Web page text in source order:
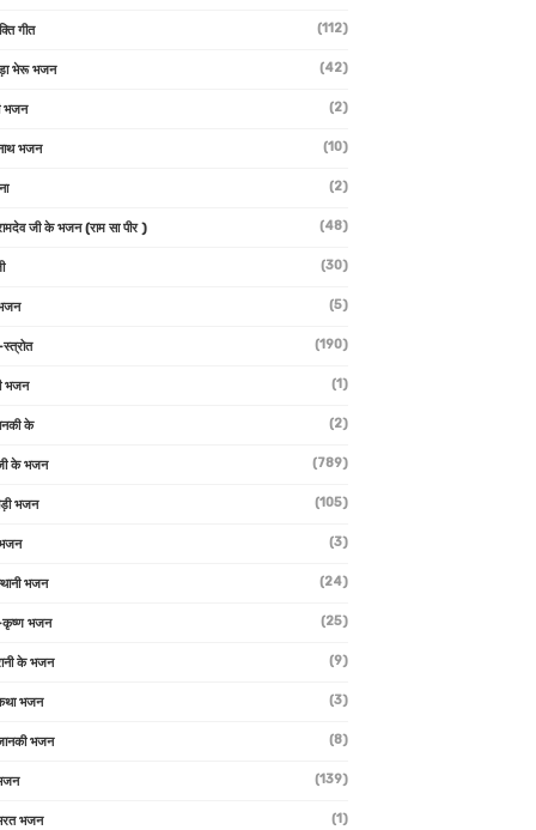
गीत (112)
भेरू भजन (42)
भजन (2)
भजन (10)
(2)
रामदेव जी के भजन (राम सा पीर ) (48)
(30)
(5)
(190)
भजन (1)
के (2)
के भजन (789)
भजन (105)
भजन (3)
भजन (24)
कृष्ण भजन (25)
के भजन (9)
भजन (3)
भजन (8)
(139)
भजन (1)